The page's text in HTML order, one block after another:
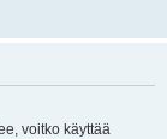
voitko käyttää